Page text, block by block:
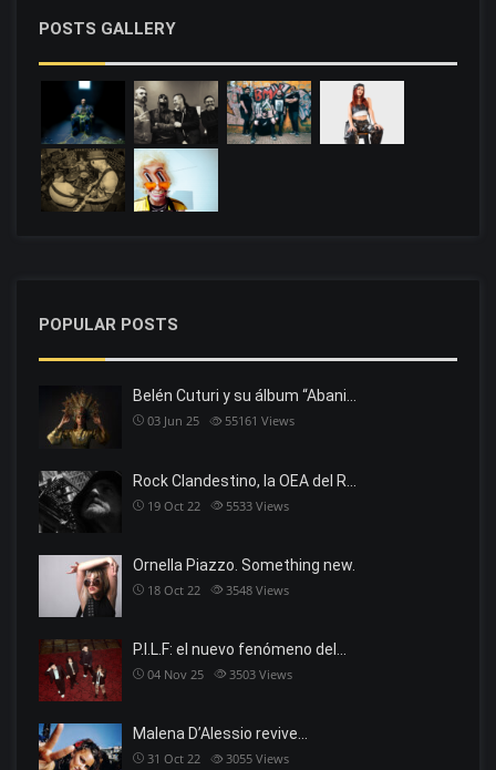
POSTS GALLERY
POPULAR POSTS
Belén Cuturi y su álbum “Abani…
03 Jun 25 55161 Views
Rock Clandestino, la OEA del R…
19 Oct 22 5533 Views
Ornella Piazzo. Something new.
18 Oct 22 3548 Views
P.I.L.F: el nuevo fenómeno del…
04 Nov 25 3503 Views
Malena D’Alessio revive…
31 Oct 22 3055 Views